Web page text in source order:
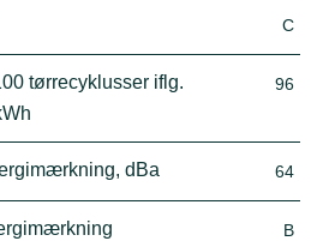
C
tørrecyklusser iflg.
96
dBa 64
B